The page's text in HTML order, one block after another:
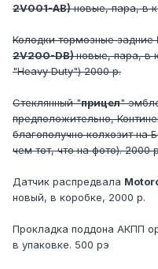
2V001-AB)новые, пара, в
Колодки тормозные задние
2V200-DB)новые, пара, в
"Heavy Duty") 2000 р.
Стеклянный "прицел"
предположительно,
благополучно колхозит на
чем тот, что на фото). 2000
Датчик распредвала
новый, в коробке, 2000 р.
Прокладка поддона АКПП
в упаковке. 500 рэ